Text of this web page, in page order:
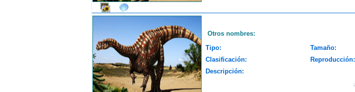
Otros nombres:
Tipo:
Tamaño:
Clasificación:
Reproducción:
Descripción: